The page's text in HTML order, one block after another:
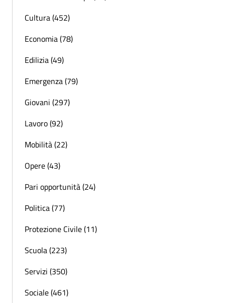
Cultura (452)
Economia (78)
Edilizia (49)
Emergenza (79)
Giovani (297)
Lavoro (92)
Mobilità (22)
Opere (43)
Pari opportunità (24)
Politica (77)
Protezione Civile (11)
Scuola (223)
Servizi (350)
Sociale (461)